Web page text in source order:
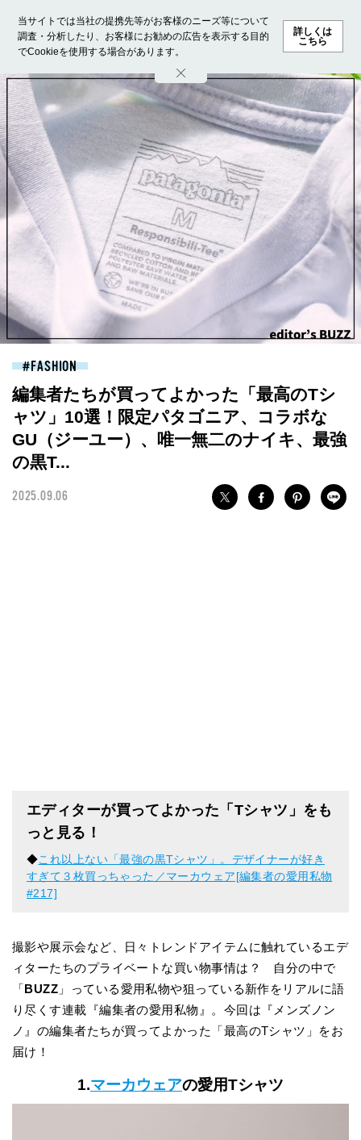
当サイトでは当社の提携先等がお客様のニーズ等について
調査・分析したり、お客様にお勧めの広告を表示する目的
でCookieを使用する場合があります。
詳しくは
こちら
ホーム モデル募集 ランキング ファッション ビューテ
FASHION
編集者たちが買ってよかった「最高のTシ
ャツ」10選！限定パタゴニア、コラボな
GU（ジーユー）、唯一無二のナイキ、最強
の黒T...
2025.09.06
エディターが買ってよかった「Tシャツ」をも
っと見る！
◆これ以上ない「最強の黒Tシャツ」。デザイナーが好き
すぎて３枚買っちゃった／マーカウェア[編集者の愛用私物
#217]
撮影や展示会など、日々トレンドアイテムに触れているエデ
ィターたちのプライベートな買い物事情は？ 自分の中で
「BUZZ 」っている愛用私物や狙っている新作をリアルに語
り尽くす連載『編集者の愛用私物』。今回は『メンズノン
ノ』の編集者たちが買ってよかった「最高のTシャツ」をお
届け！
1.マーカウェアの愛用Tシャツ